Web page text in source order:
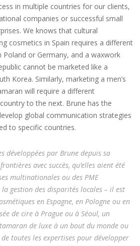
in multiple countries for our clients,
companies or successful small
We knows that cultural
cosmetics in Spain requires a different
or Germany, and a waxwork
cannot be marketed like a
Korea. Similarly, marketing a men’s
will require a different
to the next. Brune has the
global communication strategies
to specific countries.
développées par Brune depuis sa
avec succès, qu’elles aient été
multinationales ou des PME
gestion des disparités locales – il est
en Espagne, en Pologne ou en
de cire à Prague ou à Séoul, un
de luxe à un bout du monde ou
toutes les expertises pour développer